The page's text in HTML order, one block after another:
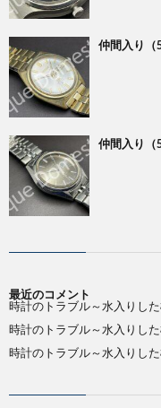
仲間入り（
仲間入り（
最近のコメント
時計のトラブル～水入りした
時計のトラブル～水入りした
時計のトラブル～水入りした